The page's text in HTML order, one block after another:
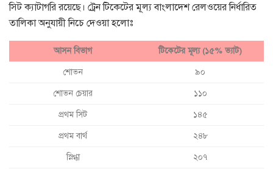
সিট ক্যাটাগরি রয়েছে। ট্রেন টিকেটের মূল্য বাংলাদেশ রেলওয়ের নির্ধারিত
তালিকা অনুযায়ী নিচে দেওয়া হলোঃ
আসন বিভাগ টিকেটের মূল্য (১৫% ভ্যাট)
শোভন ৯০
শোভন চেয়ার ১১০
প্রথম সিট ১৪৫
প্রথম বার্থ ২৪৮
স্নিগ্ধা ২০৭